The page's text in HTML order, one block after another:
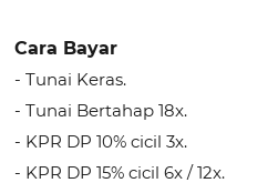
Cara Bayar
- Tunai Keras.
- Tunai Bertahap 18x.
- KPR DP 10% cicil 3x.
- KPR DP 15% cicil 6x / 12x.